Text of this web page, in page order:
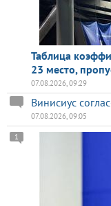
Таблица
23 место,
07.08.2026, 09:29
Винисиус
07.08.2026, 09:05
1